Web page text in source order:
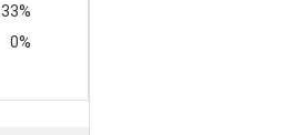
33%
0%